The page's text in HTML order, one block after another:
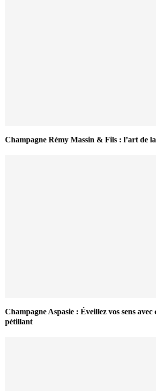
Champagne Rémy Massin & Fils : l’art de
Champagne Aspasie : Éveillez vos sens avec
pétillant